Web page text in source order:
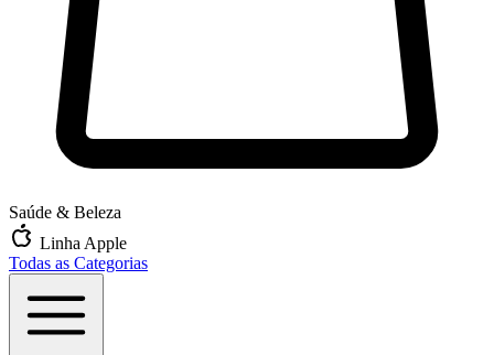
Saúde & Beleza
Linha Apple
Todas as Categorias